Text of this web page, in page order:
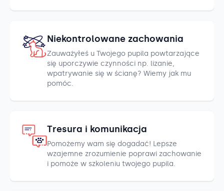
Niekontrolowane zachowania
Zauważyłeś u Twojego pupila powtarzające
się uporczywie czynności np. lizanie,
wpatrywanie się w ścianę? Wiemy jak mu
pomóc.
Tresura i komunikacja
Pomożemy wam się dogadać! Lepsze
wzajemne zrozumienie poprawi zachowanie
i pomoże w szkoleniu twojego pupila.